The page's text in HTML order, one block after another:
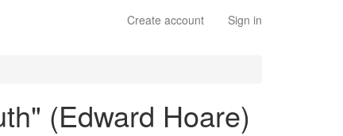
Create account Sign in
(Edward Hoare)